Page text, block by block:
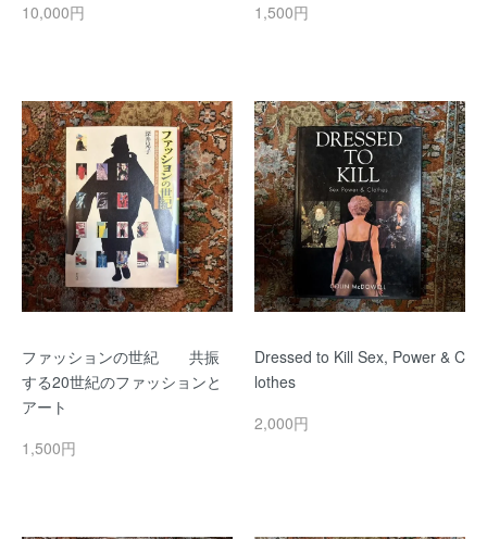
10,000円
1,500円
ファッションの世紀 共振
する20世紀のファッションと
アート
1,500円
Dressed to Kill Sex, Power & C
lothes
2,000円